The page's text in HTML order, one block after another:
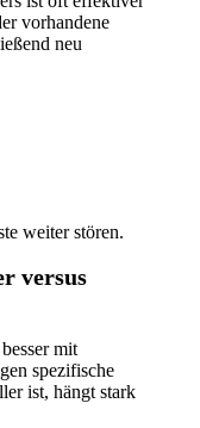
vorhandene
neu
weiter stören.
versus
mit
spezifische
ist, hängt stark